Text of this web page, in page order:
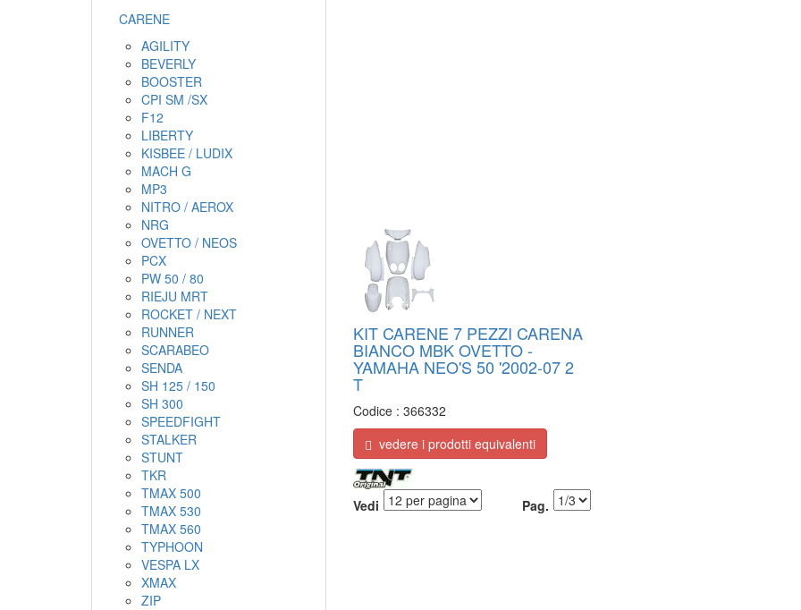
CARENE
AGILITY
BEVERLY
BOOSTER
CPI SM /SX
F12
LIBERTY
KISBEE / LUDIX
MACH G
MP3
NITRO / AEROX
NRG
OVETTO / NEOS
PCX
PW 50 / 80
RIEJU MRT
ROCKET / NEXT
RUNNER
SCARABEO
SENDA
SH 125 / 150
SH 300
SPEEDFIGHT
STALKER
STUNT
TKR
TMAX 500
TMAX 530
TMAX 560
TYPHOON
VESPA LX
XMAX
ZIP
KIT CARENE 7 PEZZI CARENA
BIANCO MBK OVETTO -
YAMAHA NEO'S 50 '2002-07 2
T
Codice : 366332
vedere i prodotti equivalenti
Vedi
Pag.